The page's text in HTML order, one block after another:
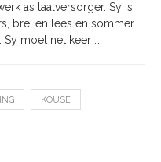
as taalversorger. Sy is
brei en lees en sommer
moet net keer …
KOUSE